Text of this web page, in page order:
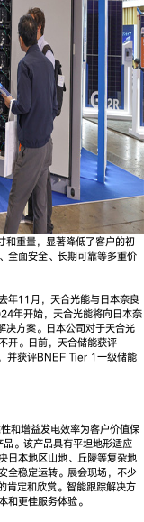
重量，显著降低了客户的初
全面安全、长期可靠等多重价
年11月，天合光能与日本奈良
年开始，天合光能将向日本奈
方案。日本公司对于天合光
开。日前，天合储能获评
并获评BNEF Tier 1一级储能
和增益发电效率为客户价值保
。该产品具有平坦地形适应
日本地区山地、丘陵等复杂地
全稳定运转。展会现场，不少
肯定和欣赏。智能跟踪解决方
和更佳服务体验。